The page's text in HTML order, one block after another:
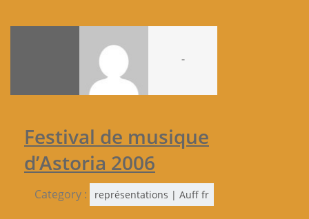
-
Festival de musique
d’Astoria 2006
Category : représentations | Auff fr